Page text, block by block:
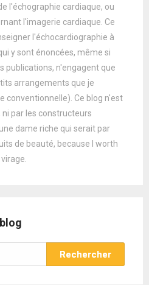
l'échographie cardiaque, ou
l'imagerie cardiaque. Ce
l'échocardiographie à
y sont énoncées, même si
publications, n'engagent que
arrangements que je
conventionnelle). Ce blog n'est
par les constructeurs
dame riche qui serait par
de beauté, because I worth